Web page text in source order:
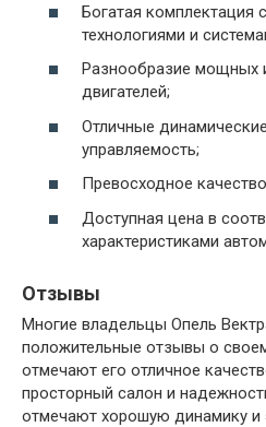
Богатая комплектация
технологиями и
Разнообразие мощных
двигателей;
Отличные
управляемость;
Превосходное
Доступная цена в
характеристиками
Отзывы
Многие владельцы Опель
положительные отзывы о
отмечают его отличное
просторный салон и
отмечают хорошую динамику и